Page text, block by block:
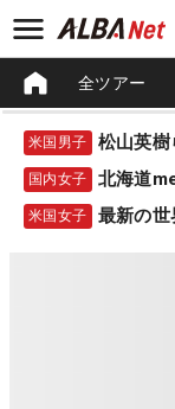
全ツアー
米国男子
国内女子 北海道
米国女子 最新の